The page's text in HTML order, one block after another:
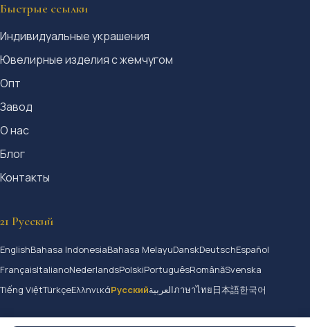
Быстрые ссылки
Индивидуальные украшения
Ювелирные изделия с жемчугом
Опт
Завод
О нас
Блог
Контакты
21 Русский
EnglishBahasa IndonesiaBahasa MelayuDanskDeutschEspañol
FrançaisItalianoNederlandsPolskiPortuguêsRomânăSvenska
Tiếng ViệtTürkçeΕλληνικάРусскийالعربيةภาษาไทย日本語한국어